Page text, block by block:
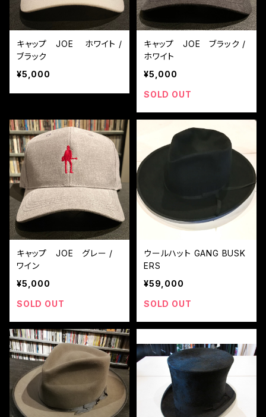
キャップ JOE ホワイト /
ブラック
¥5,000
キャップ JOE ブラック /
ホワイト
¥5,000
SOLD OUT
キャップ JOE グレー /
ワイン
¥5,000
SOLD OUT
ウールハット GANG BUSK
ERS
¥59,000
SOLD OUT